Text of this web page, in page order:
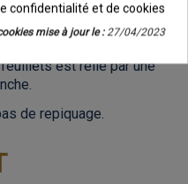
page de garde reçoit un
est relié par une
de repiquage.
confidentialité et de cookies
mise à jour le :27/04/2023